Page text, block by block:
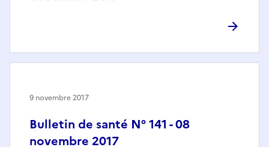
Bulletin de santé N° 141 - 08
novembre 2017
9 novembre 2017